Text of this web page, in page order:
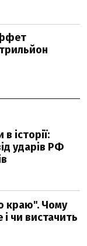
історії:
ударів РФ
краю". Чому
чи вистачить